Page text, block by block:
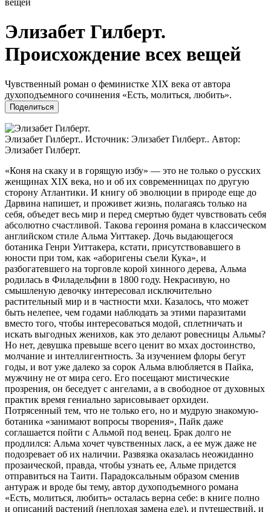
вещей
Элизабет Гилберт.
Происхождение всех вещей
Чувственный роман о феминистке XIX века от автора
духоподъемного сочинения «Есть, молиться, любить».
Поделиться
Элизабет Гилберт.. Источник: Элизабет Гилберт.. Автор:
Элизабет Гилберт.
«Коня на скаку и в горящую избу» — это не только о русских
женщинах XIX века, но и об их современницах по другую
сторону Атлантики. И книгу об эволюции в природе еще до
Дарвина напишет, и проживет жизнь, полагаясь только на
себя, объедет весь мир и перед смертью будет чувствовать себя
абсолютно счастливой. Такова героиня романа в классическом
английском стиле Альма Уиттакер. Дочь выдающегося
ботаника Генри Уиттакера, кстати, присутствовавшего в
юности при том, как «аборигены съели Кука», и
разбогатевшего на торговле корой хинного дерева, Альма
родилась в Филадельфии в 1800 году. Некрасивую, но
смышленую девочку интересовал исключительно
растительный мир и в частности мхи. Казалось, что может
быть нелепее, чем годами наблюдать за этими паразитами
вместо того, чтобы интересоваться модой, сплетничать и
искать выгодных женихов, как это делают ровесницы Альмы?
Но нет, девушка превыше всего ценит во мхах достоинство,
молчание и интеллигентность. За изучением флоры бегут
годы, и вот уже далеко за сорок Альма влюбляется в Пайка,
мужчину не от мира сего. Его посещают мистические
прозрения, он беседует с ангелами, а в свободное от духовных
практик время гениально зарисовывает орхидеи.
Потрясенный тем, что не только его, но и мудрую знакомую-
ботаника «занимают вопросы творения», Пайк даже
соглашается пойти с Альмой под венец. Брак долго не
продлился: Альма хочет чувственных ласк, а ее муж даже не
подозревает об их наличии. Развязка оказалась неожиданно
прозаической, правда, чтобы узнать ее, Альме придется
отправиться на Таити. Парадоксальным образом сменив
антураж и вроде бы тему, автор духоподъемного романа
«Есть, молиться, любить» осталась верна себе: в книге полно
и описаний растений (неплохая замена еде), и путешествий, и